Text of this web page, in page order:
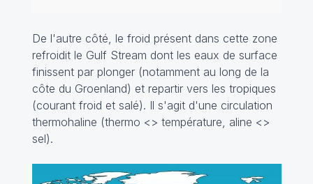
De l'autre côté, le froid présent dans cette zone
refroidit le Gulf Stream dont les eaux de surface
finissent par plonger (notamment au long de la
côte du Groenland) et repartir vers les tropiques
(courant froid et salé). Il s'agit d'une circulation
thermohaline (thermo <> température, aline <>
sel).